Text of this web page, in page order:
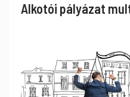
Alkotói pályázat